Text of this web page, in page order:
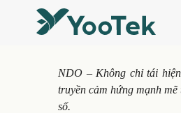
NDO – Không chỉ tái
truyền cảm hứng mạnh
số.